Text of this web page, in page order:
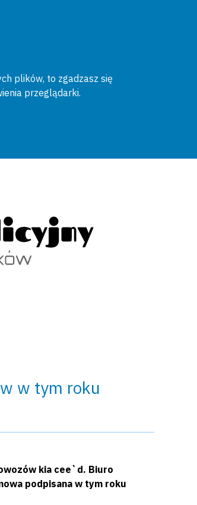
plików, to zgadzasz się
przeglądarki.
w tym roku
kia cee`d. Biuro
podpisana w tym roku